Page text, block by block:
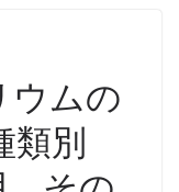
ウムの
類別